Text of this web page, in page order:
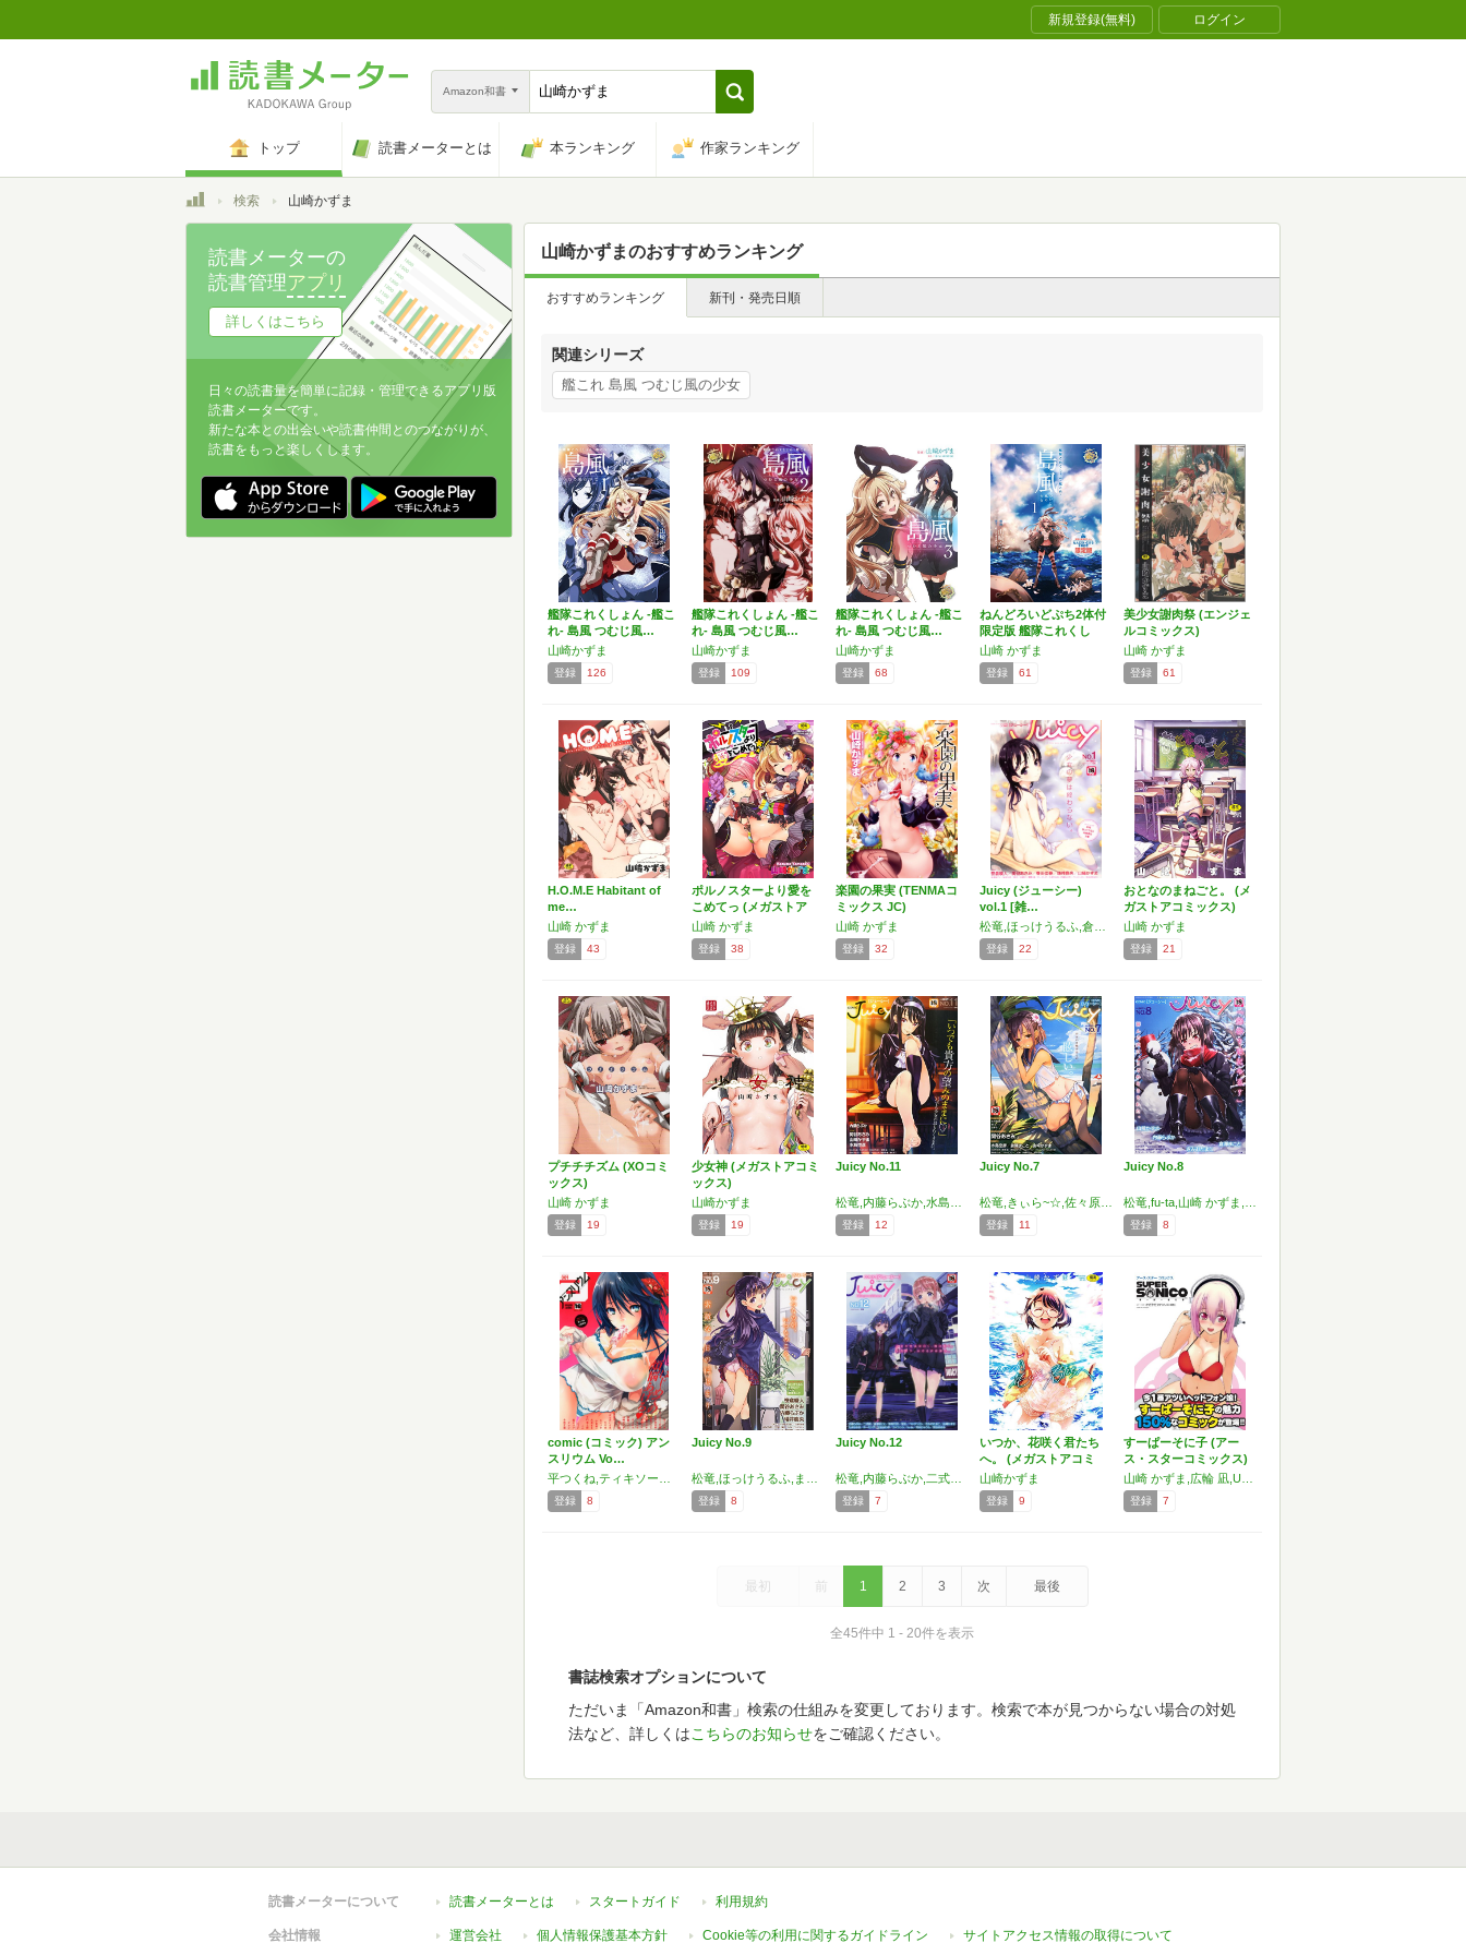
新規登録(無料) ログイン
Amazon和書
トップ 読書メーターとは 本ランキング 作家ランキング
トップ検索 山崎かずま
山崎かずまのおすすめランキング
おすすめランキング 新刊・発売日順
関連シリーズ
艦これ 島風 つむじ風の少女
艦隊これくしょん -艦こ
れ- 島風 つむじ風…
山崎かずま
登録 126
艦隊これくしょん -艦こ
れ- 島風 つむじ風…
山崎かずま
登録 109
艦隊これくしょん -艦こ
れ- 島風 つむじ風…
山崎かずま
登録 68
ねんどろいどぷち2体付
限定版 艦隊これくし
ょ…
山崎 かずま
登録 61
美少女謝肉祭 (エンジェ
ルコミックス)
山崎 かずま
登録 61
H.O.M.E Habitant of
me…
山崎 かずま
登録 43
ポルノスターより愛を
こめてっ (メガストア
コ…
山崎 かずま
登録 38
楽園の果実 (TENMAコ
ミックス JC)
山崎 かずま
登録 32
Juicy (ジューシー)
vol.1 [雑…
登録 22
おとなのまねごと。 (メ
ガストアコミックス)
山崎 かずま
登録 21
プチチチズム (XOコミ
ックス)
山崎 かずま
登録 19
少女神 (メガストアコミ
ックス)
山崎かずま
登録 19
Juicy No.11
登録 12
Juicy No.7
登録 11
Juicy No.8
登録 8
comic (コミック) アン
スリウム Vo…
登録 8
Juicy No.9
登録 8
Juicy No.12
登録 7
いつか、花咲く君たち
へ。 (メガストアコミ
ッ…
山崎かずま
登録 9
すーぱーそに子 (アー
ス・スターコミックス)
登録 7
最初 前 1 2 3 次 最後
全45件中 1 - 20件を表示
書誌検索オプションについて
ただいま「Amazon和書」検索の仕組みを変更しております。検索で本が見つからない場合の対処
法など、詳しくはこちらのお知らせをご確認ください。
読書メーターの
読書管理アプリ
詳しくはこちら
日々の読書量を簡単に記録・管理できるアプリ版
読書メーターです。
新たな本との出会いや読書仲間とのつながりが、
読書をもっと楽しくします。
読書メーターについて 読書メーターとは スタートガイド 利用規約
会社情報 運営会社 個人情報保護基本方針 Cookie等の利用に関するガイドライン サイトアクセス情報の取得について